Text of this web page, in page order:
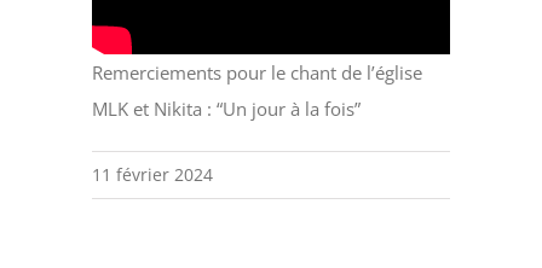
Remerciements pour le chant de l’église
MLK et Nikita : “Un jour à la fois”
11 février 2024